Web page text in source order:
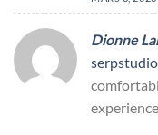
Dionne
serpstudio